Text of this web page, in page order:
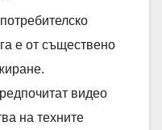
е от съществено
видео
на техните